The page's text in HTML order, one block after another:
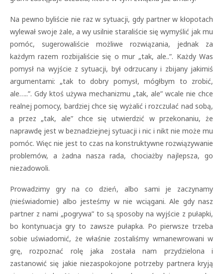
Na pewno byliście nie raz w sytuacji, gdy partner w kłopotach
wylewał swoje żale, a wy usilnie staraliście się wymyślić jak mu
pomóc, sugerowaliście możliwe rozwiązania, jednak za
każdym razem rozbijaliście się o mur „tak, ale..”. Każdy Was
pomysł na wyjście z sytuacji, był odrzucany i zbijany jakimiś
argumentami: „tak to dobry pomysł, mógłbym to zrobić,
ale…..”. Gdy ktoś używa mechanizmu „tak, ale” wcale nie chce
realnej pomocy, bardziej chce się wyżalić i rozczulać nad sobą,
a przez „tak, ale” chce się utwierdzić w przekonaniu, że
naprawdę jest w beznadziejnej sytuacji i nic i nikt nie może mu
pomóc. Więc nie jest to czas na konstruktywne rozwiązywanie
problemów, a żadna nasza rada, chociażby najlepsza, go
niezadowoli.
Prowadzimy gry na co dzień, albo sami je zaczynamy
(nieświadomie) albo jesteśmy w nie wciągani. Ale gdy nasz
partner z nami „pogrywa” to są sposoby na wyjście z pułapki,
bo kontynuacja gry to zawsze pułapka. Po pierwsze trzeba
sobie uświadomić, że właśnie zostaliśmy wmanewrowani w
grę, rozpoznać rolę jaka została nam przydzielona i
zastanowić się jakie niezaspokojone potrzeby partnera kryją